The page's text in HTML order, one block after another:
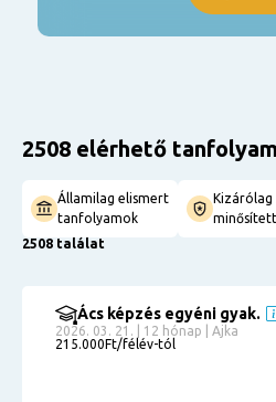
2508 elérhető
Államilag elismert
tanfolyamok
Kizárólag
2508 találat
Ács képzés egyéni gyak.
2026. 03. 21. | 12 hónap | Ajka
215.000Ft/félév-tól